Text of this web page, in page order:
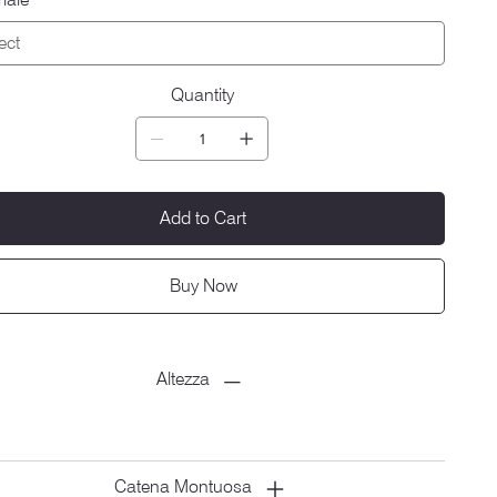
Quantity
Add to Cart
Buy Now
Altezza
Catena Montuosa